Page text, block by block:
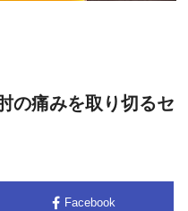
の痛みを取り切るセ
Facebook